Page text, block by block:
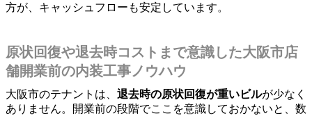
方が、キャッシュフローも安定しています。
原状回復や退去時コストまで意識した大阪市店
舗開業前の内装工事ノウハウ
大阪市のテナントは、 退去時の原状回復が重いビルが少なく
ありません。開業前の段階でここを意識しておかないと、数